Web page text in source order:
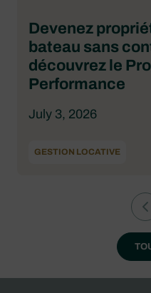
Devenez
bateau sans
découvrez le
Performance
July 3, 2026
GESTION LOCATIVE